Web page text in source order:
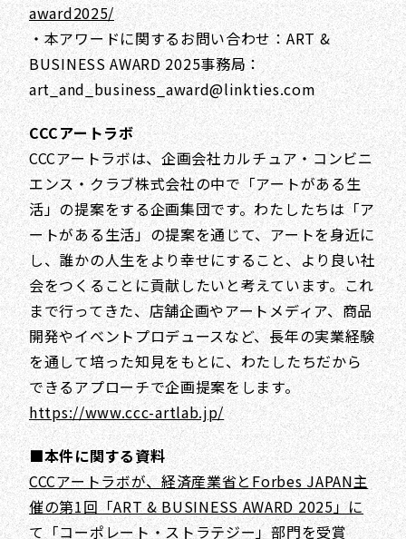
award2025/
・本アワードに関するお問い合わせ：ART &
BUSINESS AWARD 2025事務局：
art_and_business_award@linkties.com
CCCアートラボ
CCCアートラボは、企画会社カルチュア・コンビニ
エンス・クラブ株式会社の中で「アートがある生
活」の提案をする企画集団です。わたしたちは「ア
ートがある生活」の提案を通じて、アートを身近に
し、誰かの人生をより幸せにすること、より良い社
会をつくることに貢献したいと考えています。これ
まで行ってきた、店舗企画やアートメディア、商品
開発やイベントプロデュースなど、長年の実業経験
を通して培った知見をもとに、わたしたちだから
できるアプローチで企画提案をします。
https://www.ccc-artlab.jp/
■本件に関する資料
CCCアートラボが、経済産業省とForbes JAPAN主
催の第1回「ART & BUSINESS AWARD 2025」に
て「コーポレート・ストラテジー」部門を受賞